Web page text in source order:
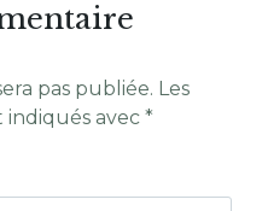
pas publiée. Les
indiqués avec *